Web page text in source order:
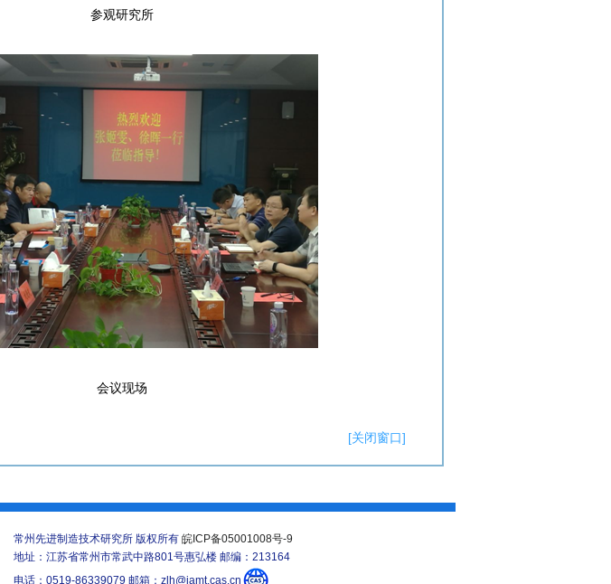
参观研究所
会议现场
[关闭窗口]
常州先进制造技术研究所 版权所有 皖ICP备05001008号-9
地址：江苏省常州市常武中路801号惠弘楼 邮编：213164
电话：0519-86339079 邮箱：zlh@iamt.cas.cn